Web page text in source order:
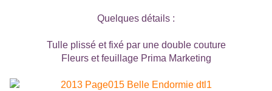
Quelques détails :
Tulle plissé et fixé par une double couture
Fleurs et feuillage Prima Marketing